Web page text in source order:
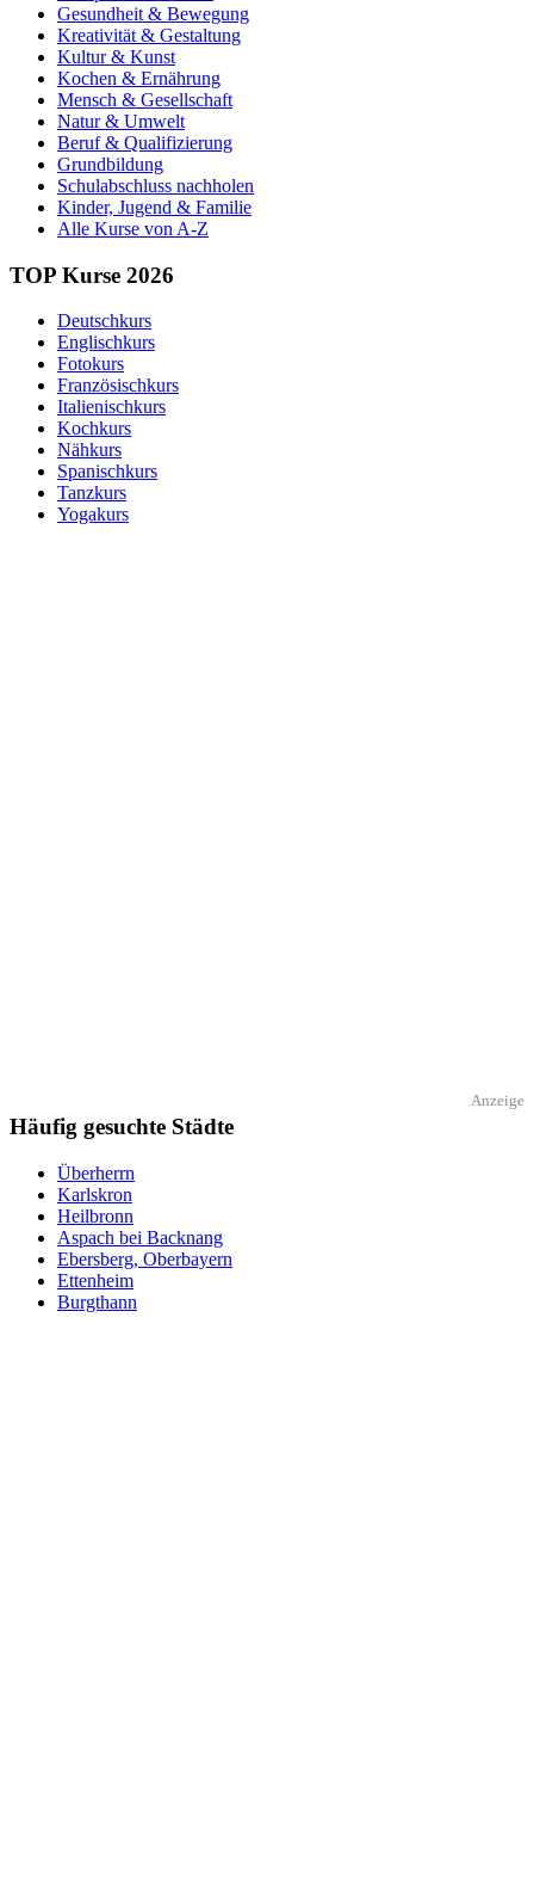
Gesundheit & Bewegung
Kreativität & Gestaltung
Kultur & Kunst
Kochen & Ernährung
Mensch & Gesellschaft
Natur & Umwelt
Beruf & Qualifizierung
Grundbildung
Schulabschluss nachholen
Kinder, Jugend & Familie
Alle Kurse von A-Z
TOP Kurse 2026
Deutschkurs
Englischkurs
Fotokurs
Französischkurs
Italienischkurs
Kochkurs
Nähkurs
Spanischkurs
Tanzkurs
Yogakurs
Anzeige
Häufig gesuchte Städte
Überherrn
Karlskron
Heilbronn
Aspach bei Backnang
Ebersberg, Oberbayern
Ettenheim
Burgthann